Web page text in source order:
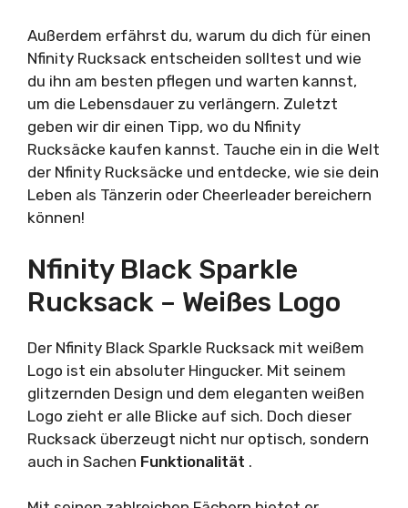
Außerdem erfährst du, warum du dich für einen
Nfinity Rucksack entscheiden solltest und wie
du ihn am besten pflegen und warten kannst,
um die Lebensdauer zu verlängern. Zuletzt
geben wir dir einen Tipp, wo du Nfinity
Rucksäcke kaufen kannst. Tauche ein in die Welt
der Nfinity Rucksäcke und entdecke, wie sie dein
Leben als Tänzerin oder Cheerleader bereichern
können!
Nfinity Black Sparkle
Rucksack – Weißes Logo
Der Nfinity Black Sparkle Rucksack mit weißem
Logo ist ein absoluter Hingucker. Mit seinem
glitzernden Design und dem eleganten weißen
Logo zieht er alle Blicke auf sich. Doch dieser
Rucksack überzeugt nicht nur optisch, sondern
auch in Sachen Funktionalität .